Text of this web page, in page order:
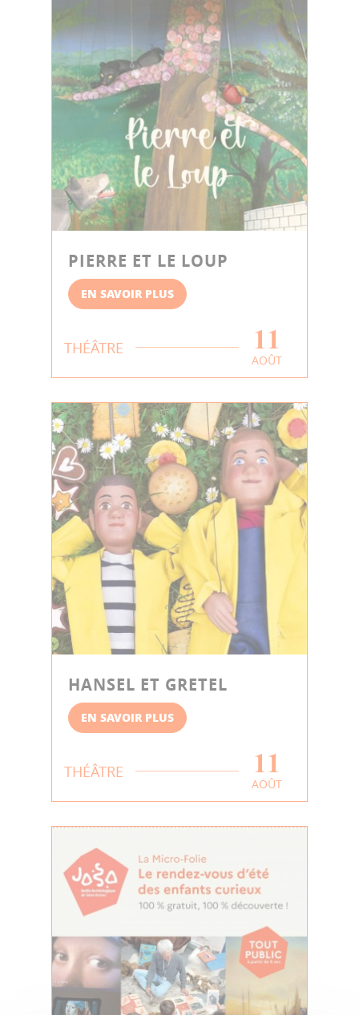
PIERRE ET LE LOUP
EN SAVOIR PLUS
THÉÂTRE 11
AOÛT
HANSEL ET GRETEL
EN SAVOIR PLUS
THÉÂTRE 11
AOÛT